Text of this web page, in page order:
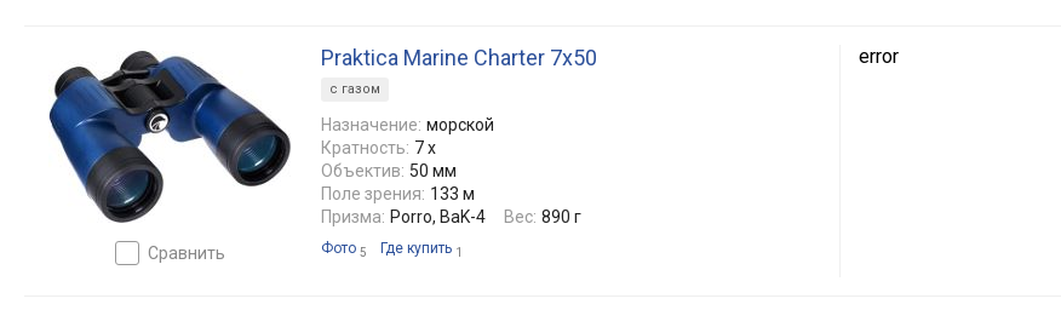
сравнить
Praktica Marine Charter 7x50
с газом
Назначение: морской
Кратность: 7 x
Объектив: 50 мм
Поле зрения: 133 м
Призма: Porro, BaK-4 Вес: 890 г
Фото 5 Где купить 1
error